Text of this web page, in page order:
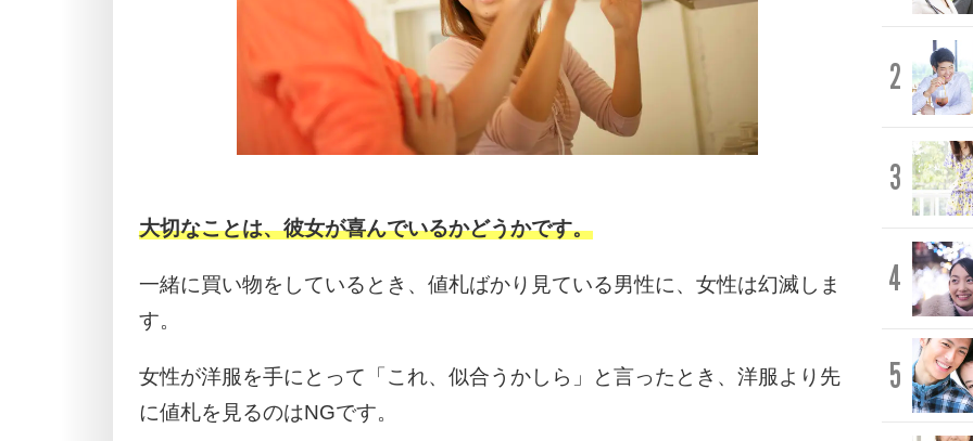
大切なことは、彼女が喜んでいるかどうかです。
一緒に買い物をしているとき、値札ばかり見ている男性に、女性は幻滅しま
す。
女性が洋服を手にとって「これ、似合うかしら」と言ったとき、洋服より先
に値札を見るのはNGです。
2
3
4
5